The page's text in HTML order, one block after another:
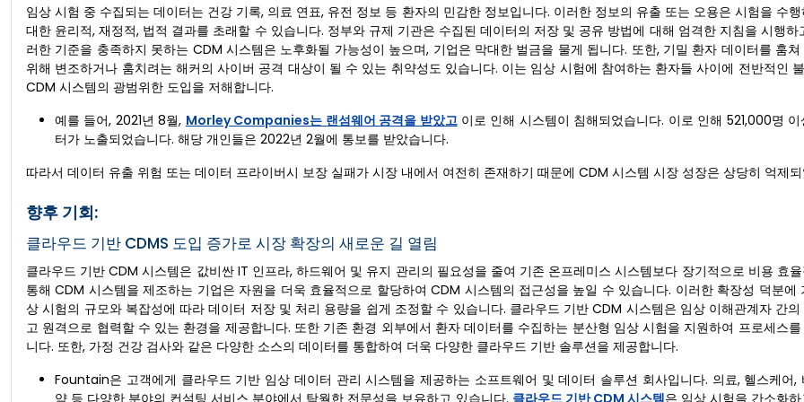
임상 시험 중 수집되는 데이터는 건강 기록, 의료 연표, 유전 정보 등 환자의 민감한 정보입니다. 이러한 정보의 유출 또는 오용은 시험을 수
대한 윤리적, 재정적, 법적 결과를 초래할 수 있습니다. 정부와 규제 기관은 수집된 데이터의 저장 및 공유 방법에 대해 엄격한 지침을 시행하
러한 기준을 충족하지 못하는 CDM 시스템은 노후화될 가능성이 높으며, 기업은 막대한 벌금을 물게 됩니다. 또한, 기밀 환자 데이터를 훔
위해 변조하거나 훔치려는 해커의 사이버 공격 대상이 될 수 있는 취약성도 있습니다. 이는 임상 시험에 참여하는 환자들 사이에 전반적인
CDM 시스템의 광범위한 도입을 저해합니다.
예를 들어, 2021년 8월, Morley Companies는 랜섬웨어 공격을 받았고이로 인해 시스템이 침해되었습니다. 이로 인해 521,000명
터가 노출되었습니다. 해당 개인들은 2022년 2월에 통보를 받았습니다.
따라서 데이터 유출 위험 또는 데이터 프라이버시 보장 실패가 시장 내에서 여전히 존재하기 때문에 CDM 시스템 시장 성장은 상당히 억제
향후 기회:
클라우드 기반 CDMS 도입 증가로 시장 확장의 새로운 길 열림
클라우드 기반 CDM 시스템은 값비싼 IT 인프라, 하드웨어 및 유지 관리의 필요성을 줄여 기존 온프레미스 시스템보다 장기적으로 비용 효
통해 CDM 시스템을 제조하는 기업은 자원을 더욱 효율적으로 할당하여 CDM 시스템의 접근성을 높일 수 있습니다. 이러한 확장성 덕분에
상 시험의 규모와 복잡성에 따라 데이터 저장 및 처리 용량을 쉽게 조정할 수 있습니다. 클라우드 기반 CDM 시스템은 임상 이해관계자 간
고 원격으로 협력할 수 있는 환경을 제공합니다. 또한 기존 환경 외부에서 환자 데이터를 수집하는 분산형 임상 시험을 지원하여 프로세스
니다. 또한, 가정 건강 검사와 같은 다양한 소스의 데이터를 통합하여 더욱 다양한 클라우드 기반 솔루션을 제공합니다.
Fountain은 고객에게 클라우드 기반 임상 데이터 관리 시스템을 제공하는 소프트웨어 및 데이터 솔루션 회사입니다. 의료, 헬스케어,
약 등 다양한 분야의 컨설팅 서비스 분야에서 탁월한 전문성을 보유하고 있습니다. 클라우드 기반 CDM 시스템은 임상 시험을 간소화